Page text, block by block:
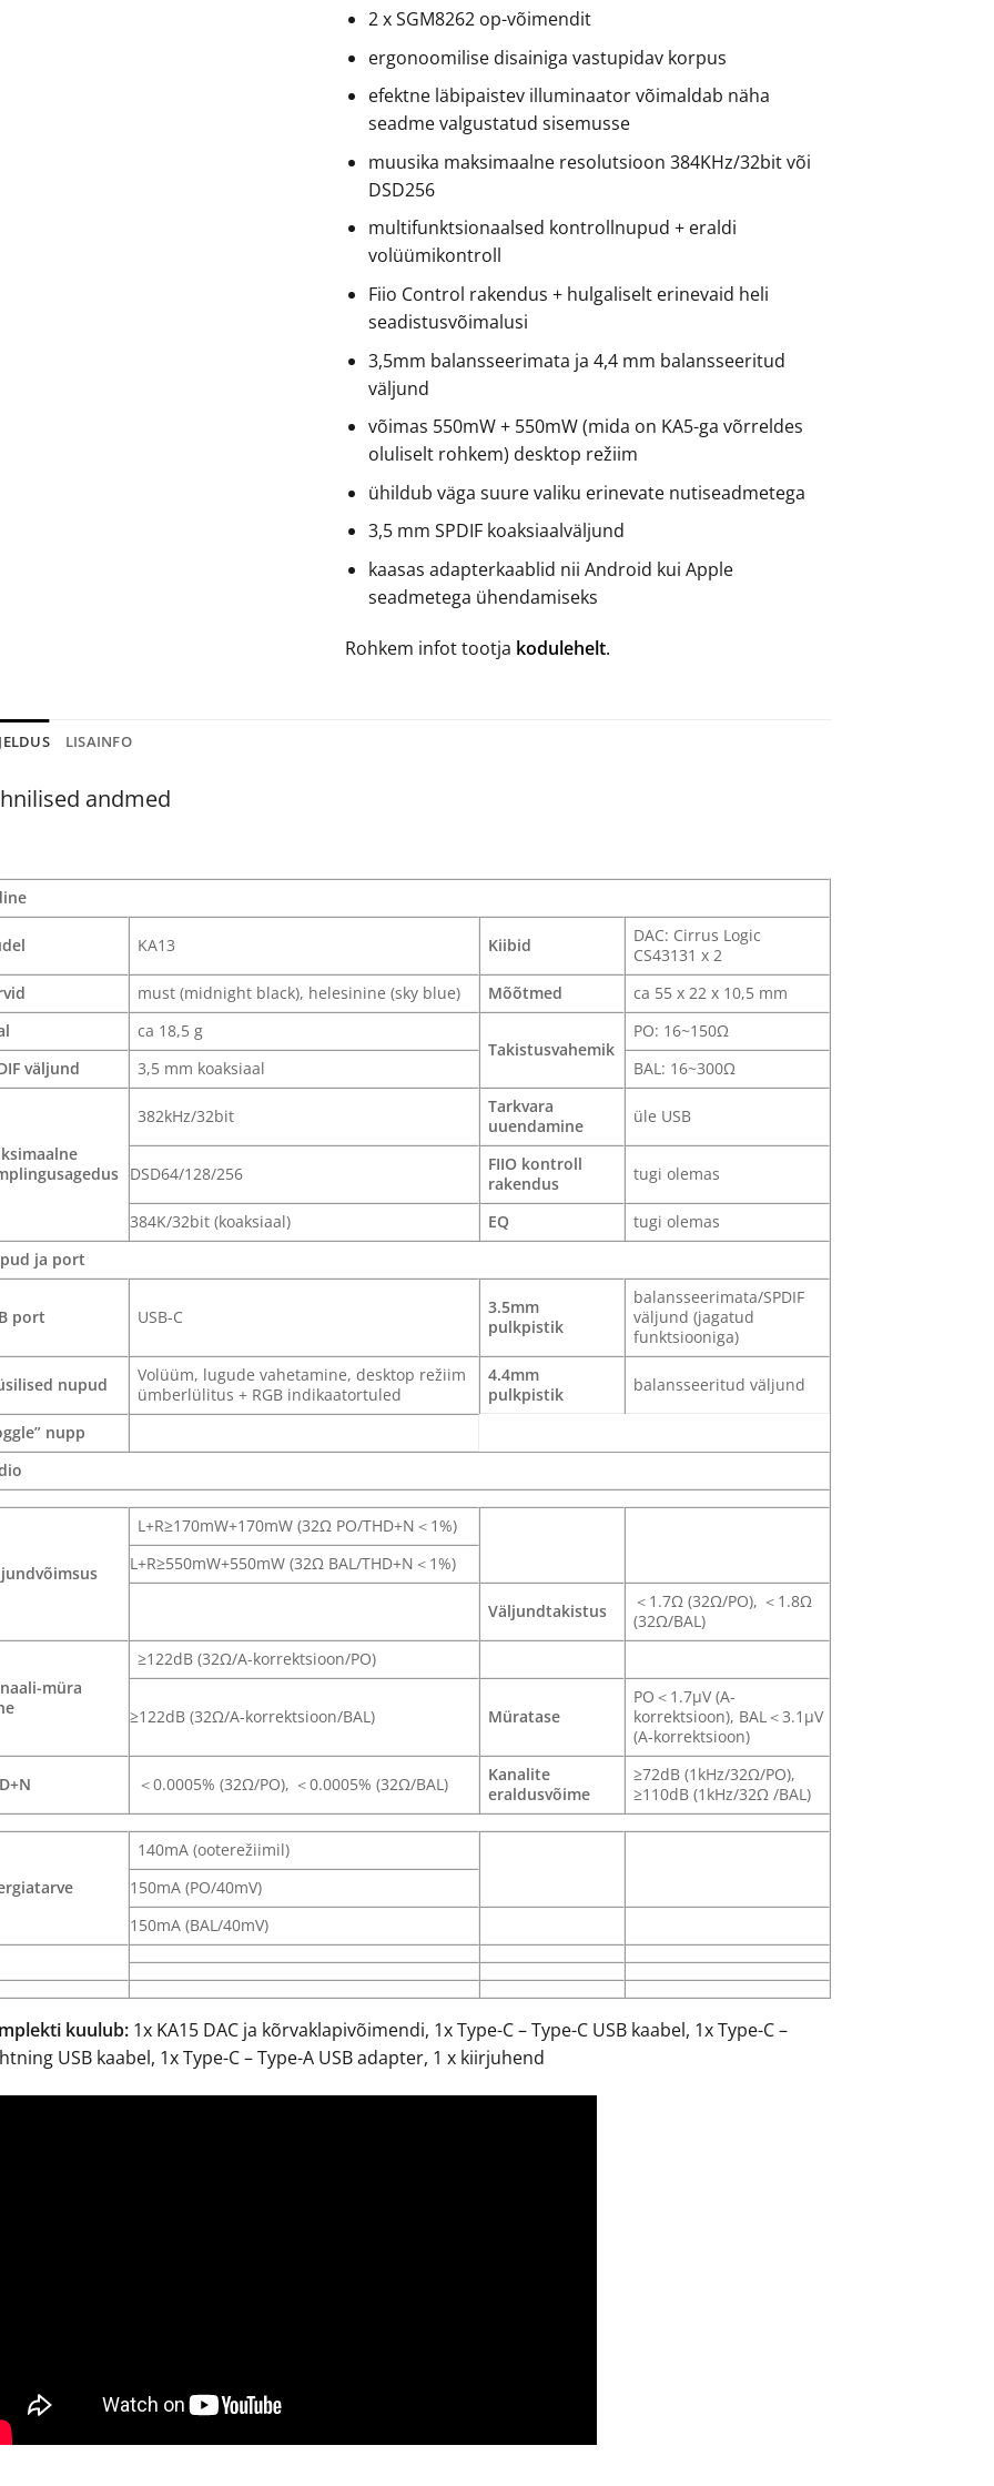
2 x SGM8262 op-võimendit
ergonoomilise disainiga vastupidav korpus
efektne läbipaistev illuminaator võimaldab näha
seadme valgustatud sisemusse
muusika maksimaalne resolutsioon 384KHz/32bit või
DSD256
multifunktsionaalsed kontrollnupud + eraldi
volüümikontroll
Fiio Control rakendus + hulgaliselt erinevaid heli
seadistusvõimalusi
3,5mm balansseerimata ja 4,4 mm balansseeritud
väljund
võimas 550mW + 550mW (mida on KA5-ga võrreldes
oluliselt rohkem) desktop režiim
ühildub väga suure valiku erinevate nutiseadmetega
3,5 mm SPDIF koaksiaalväljund
kaasas adapterkaablid nii Android kui Apple
seadmetega ühendamiseks
Rohkem infot tootja kodulehelt.
LISAINFO
andmed
KA13 Kiibid
DAC: Cirrus Logic
CS43131 x 2
must (midnight black), helesinine (sky blue) Mõõtmed
ca 55 x 22 x 10,5 mm
ca 18,5 g
Takistusvahemik
PO: 16~150Ω
väljund
3,5 mm koaksiaal BAL: 16~300Ω
382kHz/32bit
Tarkvara
uuendamine
üle USB
DSD64/128/256
FIIO kontroll
rakendus
tugi olemas
384K/32bit (koaksiaal) EQ
tugi olemas
ja port
port USB-C
3.5mm
pulkpistik
balansseerimata/SPDIF
väljund (jagatud
funktsiooniga)
nupud
Volüüm, lugude vahetamine, desktop režiim
ümberlülitus + RGB indikaatortuled
4.4mm
pulkpistik
balansseeritud väljund
nupp
L+R≥170mW+170mW (32Ω PO/THD+N＜1%)
L+R≥550mW+550mW (32Ω BAL/THD+N＜1%)
Väljundtakistus
＜1.7Ω (32Ω/PO), ＜1.8Ω
(32Ω/BAL)
müra
≥122dB (32Ω/A-korrektsioon/PO)
≥122dB (32Ω/A-korrektsioon/BAL) Müratase
PO＜1.7μV (A-
korrektsioon), BAL＜3.1μV
(A-korrektsioon)
＜0.0005% (32Ω/PO), ＜0.0005% (32Ω/BAL)
Kanalite
eraldusvõime
≥72dB (1kHz/32Ω/PO),
≥110dB (1kHz/32Ω /BAL)
140mA (ooterežiimil)
150mA (PO/40mV)
150mA (BAL/40mV)
kuulub:1x KA15 DAC ja kõrvaklapivõimendi, 1x Type-C – Type-C USB kaabel, 1x Type-C –
USB kaabel, 1x Type-C – Type-A USB adapter, 1 x kiirjuhend